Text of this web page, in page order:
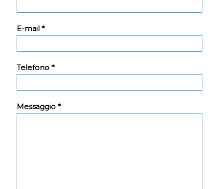
E-mail *
Telefono *
Messaggio *